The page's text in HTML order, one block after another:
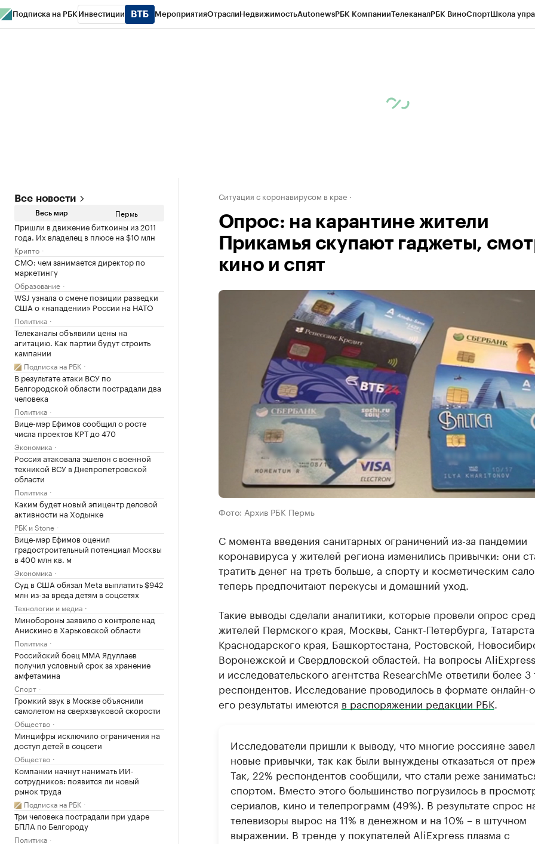
Подписка на РБК Инвестиции МероприятияОтраслиНедвижимостьAutonewsРБК КомпанииТелеканалРБК ВиноСпортШкола
Все новости
Весь мир Пермь
Пришли в движение биткоины из 2011
года. Их владелец в плюсе на $10 млн
Крипто
CMO: чем занимается директор по
маркетингу
Образование
WSJ узнала о смене позиции разведки
США о «нападении» России на НАТО
Политика
Телеканалы объявили цены на
агитацию. Как партии будут строить
кампании
Подписка на РБК
В результате атаки ВСУ по
Белгородской области пострадали два
человека
Политика
Вице-мэр Ефимов сообщил о росте
числа проектов КРТ до 470
Экономика
Россия атаковала эшелон с военной
техникой ВСУ в Днепропетровской
области
Политика
Каким будет новый эпицентр деловой
активности на Ходынке
РБК и Stone
Вице-мэр Ефимов оценил
градостроительный потенциал Москвы
в 400 млн кв. м
Экономика
Суд в США обязал Meta выплатить $942
млн из-за вреда детям в соцсетях
Технологии и медиа
Минобороны заявило о контроле над
Анискино в Харьковской области
Политика
Российский боец ММА Ядуллаев
получил условный срок за хранение
амфетамина
Спорт
Громкий звук в Москве объяснили
самолетом на сверхзвуковой скорости
Общество
Минцифры исключило ограничения на
доступ детей в соцсети
Общество
Компании начнут нанимать ИИ-
сотрудников: появится ли новый
рынок труда
Подписка на РБК
Три человека пострадали при ударе
БПЛА по Белгороду
Политика
Ситуация с коронавирусом в крае
Опрос: на карантине жители
Прикамья скупают гаджеты,
кино и спят
Фото: Архив РБК Пермь
С момента введения санитарных ограничений из-за пандемии
коронавируса у жителей региона изменились привычки: они
тратить денег на треть больше, а спорту и косметическим
теперь предпочитают перекусы и домашний уход.
Такие выводы сделали аналитики, которые провели опрос
жителей Пермского края, Москвы, Санкт-Петербурга,
Краснодарского края, Башкортостана, Ростовской,
Воронежской и Свердловской областей. На вопросы
и исследовательского агентства ResearchMe ответили более 3
респондентов. Исследование проводилось в формате онлайн-
его результаты имеются в распоряжении редакции РБК.
Исследователи пришли к выводу, что многие россияне
новые привычки, так как были вынуждены отказаться от
Так, 22% респондентов сообщили, что стали реже
спортом. Вместо этого большинство погрузилось в
сериалов, кино и телепрограмм (49%). В результате спрос
телевизоры вырос на 11% в денежном и на 10% – в штучном
выражении. В тренде у покупателей AliExpress плазма с